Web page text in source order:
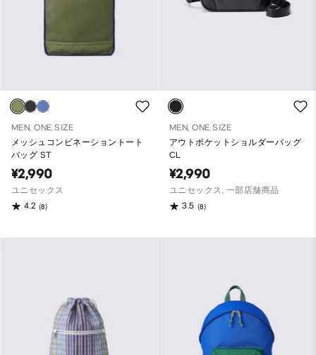
MEN, ONE SIZE
メッシュコンビネーショントート
バッグ ST
¥2,990
ユニセックス
4.2 (8)
MEN, ONE SIZE
アウトポケットショルダーバッグ
CL
¥2,990
ユニセックス, 一部店舗商品
3.5 (8)